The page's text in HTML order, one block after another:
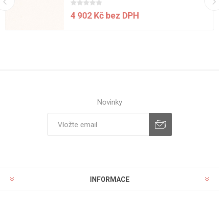
4 902 Kč bez DPH
Novinky
INFORMACE